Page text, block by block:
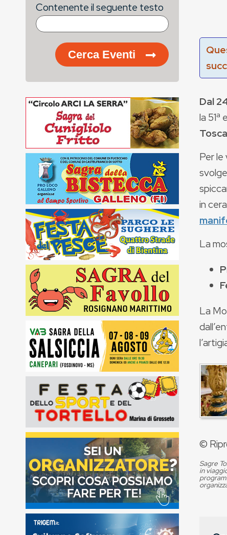
Dal
la 51ª
Per
in
La
La
©
Sagre
in
Contenente il seguente testo
Cerca Eventi